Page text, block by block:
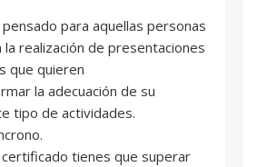
para aquellas personas
la realización de presentaciones
que quieren
la adecuación de su
tipo de actividades.
tienes que superar